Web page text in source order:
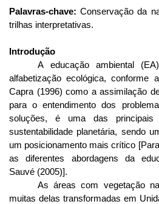
Palavras-chave:Conservação da
trilhas interpretativas.
Introdução
A educação ambiental
alfabetização ecológica, conforme
Capra (1996) como a assimilação
para o entendimento dos
soluções, é uma das principais
sustentabilidade planetária, sendo
um posicionamento mais crítico
as diferentes abordagens da
Sauvé (2005)].
As áreas com vegetação
muitas delas transformadas em